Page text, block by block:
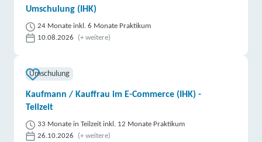
Umschulung (IHK)
24 Monate inkl. 6 Monate Praktikum
10.08.2026
(+ weitere)
Umschulung
Kaufmann / Kauffrau im E-Commerce (IHK) -
Teilzeit
33 Monate in Teilzeit inkl. 12 Monate Praktikum
26.10.2026
(+ weitere)